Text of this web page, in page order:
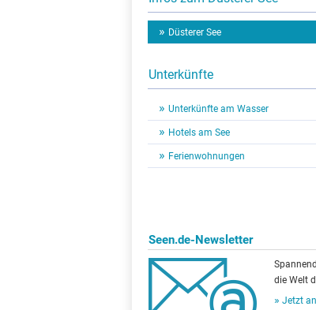
Düsterer See
Unterkünfte
Unterkünfte am Wasser
Hotels am See
Ferienwohnungen
Seen.de-Newsletter
die Welt
Jetzt